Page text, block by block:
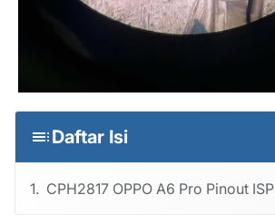
Daftar Isi
CPH2817 OPPO A6 Pro Pinout ISP